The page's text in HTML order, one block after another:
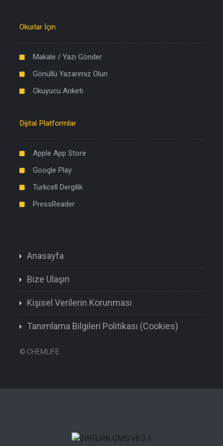
Okurlar İçin
Makale / Yazı Gönder
Gönüllü Yazarımız Olun
Okuyucu Anketi
Dijital Platformlar
Apple App Store
Google Play
Turkcell Dergilik
PressReader
Anasayfa
Bize Ulaşın
Kişisel Verilerin Korunması
Tanımlama Bilgileri Politikası (Cookies)
© CHEMLIFE